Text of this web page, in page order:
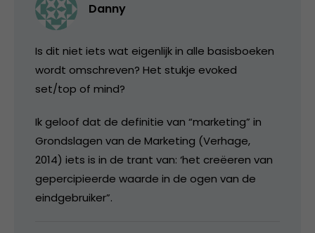
Danny
Is dit niet iets wat eigenlijk in alle basisboeken
wordt omschreven? Het stukje evoked
set/top of mind?
Ik geloof dat de definitie van “marketing” in
Grondslagen van de Marketing (Verhage,
2014) iets is in de trant van: ‘het creëeren van
gepercipieerde waarde in de ogen van de
eindgebruiker”.